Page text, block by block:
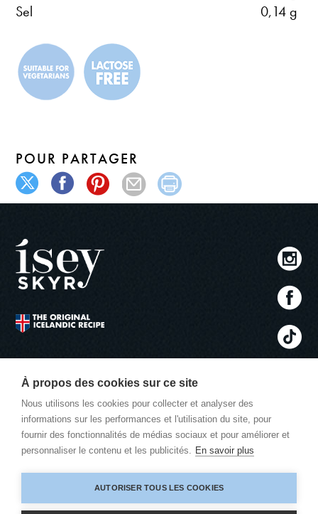
Sel
0,14 g
POUR PARTAGER
info@iseyskyr.be
ADRESSE
Skyr Nederland B.V.
Postbus 8052
1180 LB AMSTELVEEN
DÉCLARATION DE CONFIDENTIALITÉ
À propos des cookies sur ce site
Nous utilisons les cookies pour collecter et analyser des
informations sur les performances et l'utilisation du site, pour
fournir des fonctionnalités de médias sociaux et pour améliorer et
personnaliser le contenu et les publicités. En savoir plus
AUTORISER TOUS LES COOKIES